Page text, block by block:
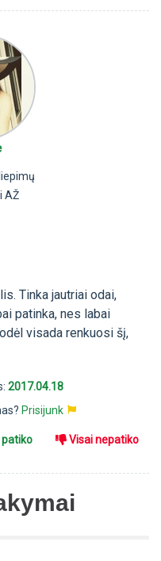
AŽ
Tinka jautriai odai,
patinka, nes labai
visada renkuosi šį,
2017.04.18
Prisijunk
patiko Visai nepatiko